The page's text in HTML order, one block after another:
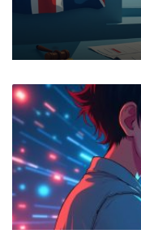
香
港
市
場
因
IPO
和
掉
期